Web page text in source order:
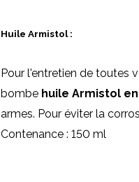
Huile Armistol :
Pour l'entretien de toutes
bombe huile Armistol
armes. Pour éviter la
Contenance : 150 ml